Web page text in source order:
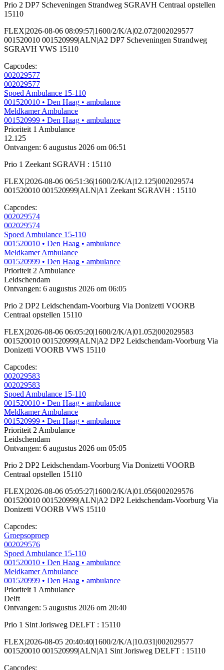
Prio 2 DP7 Scheveningen Strandweg SGRAVH Centraal opstellen
15110
FLEX|2026-08-06 08:09:57|1600/2/K/A|02.072|002029577
001520010 001520999|ALN|A2 DP7 Scheveningen Strandweg
SGRAVH VWS 15110
Capcodes:
002029577
002029577
Spoed Ambulance 15-110
001520010 • Den Haag • ambulance
Meldkamer Ambulance
001520999 • Den Haag • ambulance
Prioriteit 1 Ambulance
12.125
Ontvangen: 6 augustus 2026 om 06:51
Prio 1 Zeekant SGRAVH : 15110
FLEX|2026-08-06 06:51:36|1600/2/K/A|12.125|002029574
001520010 001520999|ALN|A1 Zeekant SGRAVH : 15110
Capcodes:
002029574
002029574
Spoed Ambulance 15-110
001520010 • Den Haag • ambulance
Meldkamer Ambulance
001520999 • Den Haag • ambulance
Prioriteit 2 Ambulance
Leidschendam
Ontvangen: 6 augustus 2026 om 06:05
Prio 2 DP2 Leidschendam-Voorburg Via Donizetti VOORB
Centraal opstellen 15110
FLEX|2026-08-06 06:05:20|1600/2/K/A|01.052|002029583
001520010 001520999|ALN|A2 DP2 Leidschendam-Voorburg Via
Donizetti VOORB VWS 15110
Capcodes:
002029583
002029583
Spoed Ambulance 15-110
001520010 • Den Haag • ambulance
Meldkamer Ambulance
001520999 • Den Haag • ambulance
Prioriteit 2 Ambulance
Leidschendam
Ontvangen: 6 augustus 2026 om 05:05
Prio 2 DP2 Leidschendam-Voorburg Via Donizetti VOORB
Centraal opstellen 15110
FLEX|2026-08-06 05:05:27|1600/2/K/A|01.056|002029576
001520010 001520999|ALN|A2 DP2 Leidschendam-Voorburg Via
Donizetti VOORB VWS 15110
Capcodes:
Groepsoproep
002029576
Spoed Ambulance 15-110
001520010 • Den Haag • ambulance
Meldkamer Ambulance
001520999 • Den Haag • ambulance
Prioriteit 1 Ambulance
Delft
Ontvangen: 5 augustus 2026 om 20:40
Prio 1 Sint Jorisweg DELFT : 15110
FLEX|2026-08-05 20:40:40|1600/2/K/A|10.031|002029577
001520010 001520999|ALN|A1 Sint Jorisweg DELFT : 15110
Capcodes: